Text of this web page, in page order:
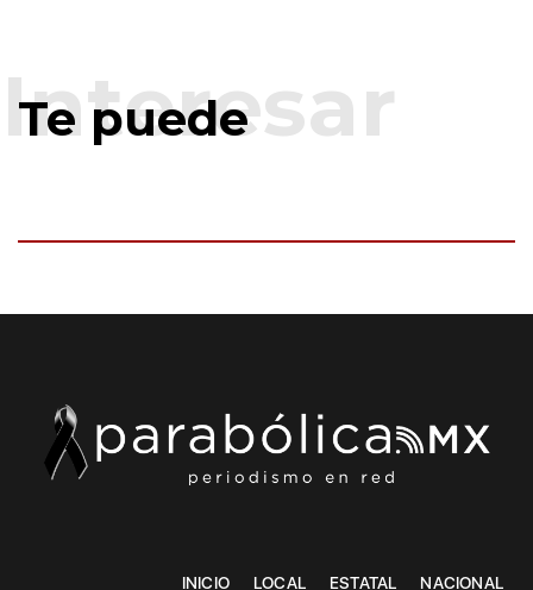
Te puede
INICIO LOCAL ESTATAL NACIONAL